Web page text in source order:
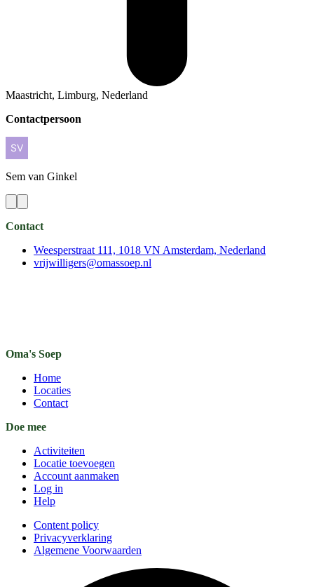
Maastricht, Limburg, Nederland
Contactpersoon
Sem van Ginkel
Contact
Weesperstraat 111, 1018 VN Amsterdam, Nederland
vrijwilligers@omassoep.nl
Oma's Soep
Home
Locaties
Contact
Doe mee
Activiteiten
Locatie toevoegen
Account aanmaken
Log in
Help
Content policy
Privacyverklaring
Algemene Voorwaarden